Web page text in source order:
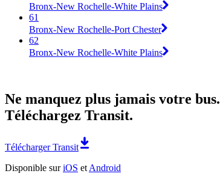
Bronx-New Rochelle-White Plains
61
Bronx-New Rochelle-Port Chester
62
Bronx-New Rochelle-White Plains
Ne manquez plus jamais votre bus.
Téléchargez Transit.
Télécharger Transit
Disponible suriOS et Android